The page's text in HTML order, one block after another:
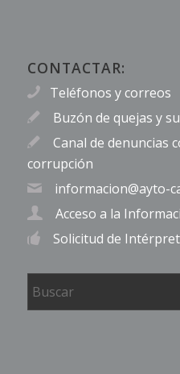
CONTACTAR:
Teléfonos y correos
Buzón de quejas y
Canal de denuncias
corrupción
informacion@ayto-
Acceso a la
Solicitud de